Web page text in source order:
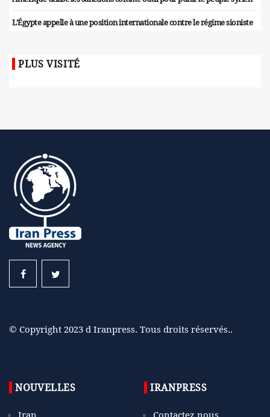
L'Égypte appelle à une position internationale contre le régime sioniste
PLUS VISITÉ
© Copyright 2023 d Iranpress. Tous droits réservés..
NOUVELLES
Iran
IRANPRESS
Contactez nous